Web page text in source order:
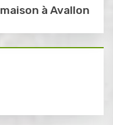
maison à Avallon